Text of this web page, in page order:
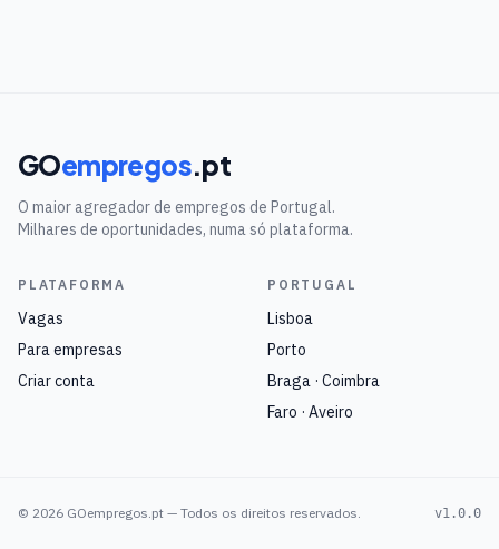
GOempregos.pt
O maior agregador de empregos de Portugal.
Milhares de oportunidades, numa só plataforma.
PLATAFORMA
Vagas
Para empresas
Criar conta
PORTUGAL
Lisboa
Porto
Braga · Coimbra
Faro · Aveiro
© 2026 GOempregos.pt — Todos os direitos reservados. v1.0.0